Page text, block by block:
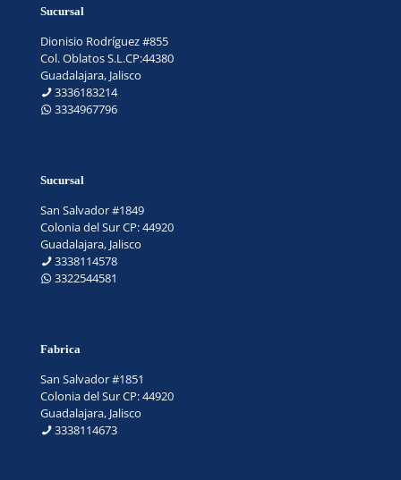
Sucursal
Dionisio Rodríguez #855
Col. Oblatos S.L.CP:44380
Guadalajara, Jalisco
3336183214
3334967796
Sucursal
San Salvador #1849
Colonia del Sur CP: 44920
Guadalajara, Jalisco
3338114578
3322544581
Fabrica
San Salvador #1851
Colonia del Sur CP: 44920
Guadalajara, Jalisco
3338114673